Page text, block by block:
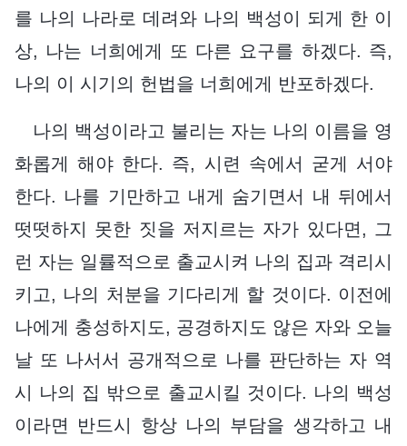
를 나의 나라로 데려와 나의 백성이 되게 한 이
상, 나는 너희에게 또 다른 요구를 하겠다. 즉,
나의 이 시기의 헌법을 너희에게 반포하겠다.
나의 백성이라고 불리는 자는 나의 이름을 영
화롭게 해야 한다. 즉, 시련 속에서 굳게 서야
한다. 나를 기만하고 내게 숨기면서 내 뒤에서
떳떳하지 못한 짓을 저지르는 자가 있다면, 그
런 자는 일률적으로 출교시켜 나의 집과 격리시
키고, 나의 처분을 기다리게 할 것이다. 이전에
나에게 충성하지도, 공경하지도 않은 자와 오늘
날 또 나서서 공개적으로 나를 판단하는 자 역
시 나의 집 밖으로 출교시킬 것이다. 나의 백성
이라면 반드시 항상 나의 부담을 생각하고 내